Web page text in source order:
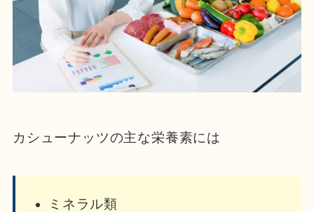
カシューナッツの主な栄養素には
ミネラル類